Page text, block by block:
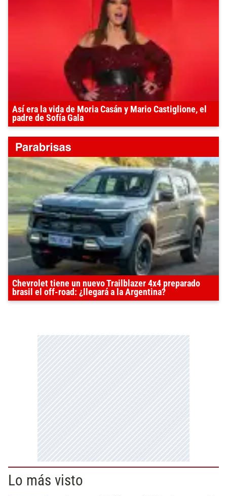
Así era la vida de Moria Casán y Mario Castiglione, el
padre de Sofía Gala
Chevrolet tiene un nuevo Trailblazer 4x4 preparado
brasil el off-road: ¿llegará a la Argentina?
Lo más visto